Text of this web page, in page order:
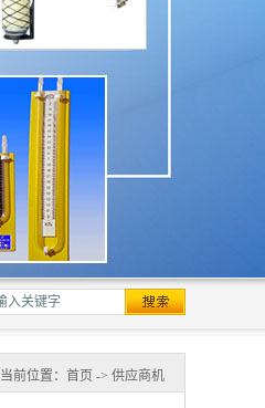
当前位置： 首页 -> 供应商机